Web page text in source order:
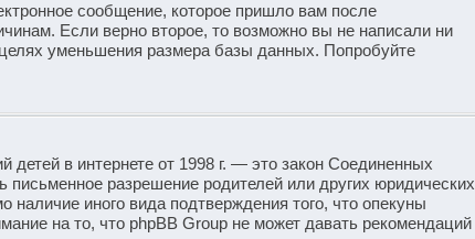
сообщение, которое пришло вам после
Если верно второе, то возможно вы не написали ни
уменьшения размера базы данных. Попробуйте
в интернете от 1998 г. — это закон Соединенных
разрешение родителей или других юридических
наличие иного вида подтверждения того, что опекуны
на то, что phpBB Group не может давать рекомендаций